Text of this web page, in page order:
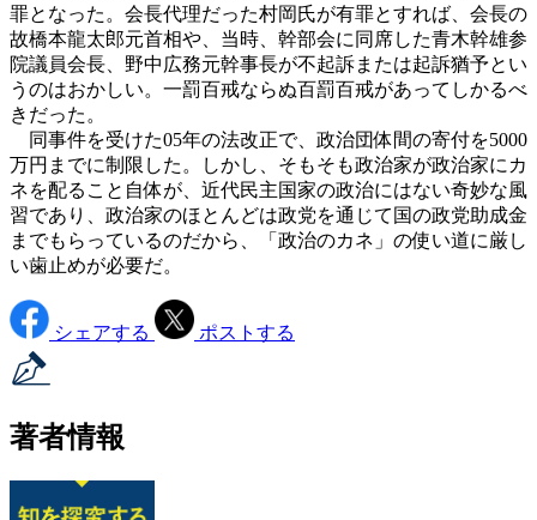
罪となった。会長代理だった村岡氏が有罪とすれば、会長の
故橋本龍太郎元首相や、当時、幹部会に同席した青木幹雄参
院議員会長、野中広務元幹事長が不起訴または起訴猶予とい
うのはおかしい。一罰百戒ならぬ百罰百戒があってしかるべ
きだった。
同事件を受けた05年の法改正で、政治団体間の寄付を5000
万円までに制限した。しかし、そもそも政治家が政治家にカ
ネを配ること自体が、近代民主国家の政治にはない奇妙な風
習であり、政治家のほとんどは政党を通じて国の政党助成金
までもらっているのだから、「政治のカネ」の使い道に厳し
い歯止めが必要だ。
シェアする ポストする
著者情報